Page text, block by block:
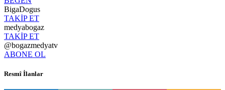
BigaDogus
TAKİP ET
medyabogaz
TAKİP ET
@bogazmedyatv
ABONE OL
Resmî İlanlar